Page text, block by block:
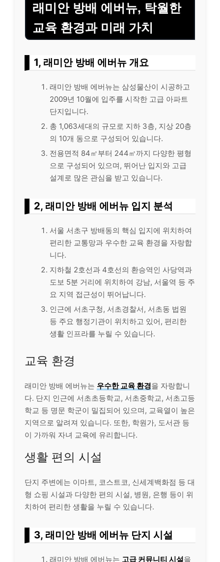
래미안 방배 에버뉴, 탁월한
교육 환경과 미래 가치
1, 래미안 방배 에버뉴 개요
래미안 방배 에버뉴는 삼성물산이 시공하고
2009년 10월에 입주를 시작한 고급 아파트
단지입니다.
총 1,063세대의 규모로 지하 3층, 지상 20층
의 10개 동으로 구성되어 있습니다.
전용면적 84㎡부터 244㎡까지 다양한 평형
으로 구성되어 있으며, 뛰어난 입지와 고급
설계로 많은 관심을 받고 있습니다.
2, 래미안 방배 에버뉴 입지 분석
서울 서초구 방배동의 핵심 입지에 위치하여
편리한 교통망과 우수한 교육 환경을 자랑합
니다.
지하철 2호선과 4호선의 환승역인 사당역과
도보 5분 거리에 위치하여 강남, 서울역 등 주
요 지역 접근성이 뛰어납니다.
인근에 서초구청, 서초경찰서, 서초동 법원
등 주요 행정기관이 위치하고 있어, 편리한
생활 인프라를 누릴 수 있습니다.
교육 환경
래미안 방배 에버뉴는 우수한 교육 환경을 자랑합니
다. 단지 인근에 서초초등학교, 서초중학교, 서초고등
학교 등 명문 학군이 밀집되어 있으며, 교육열이 높은
지역으로 알려져 있습니다. 또한, 학원가, 도서관 등
이 가까워 자녀 교육에 유리합니다.
생활 편의 시설
단지 주변에는 이마트, 코스트코, 신세계백화점 등 대
형 쇼핑 시설과 다양한 편의 시설, 병원, 은행 등이 위
치하여 편리한 생활을 누릴 수 있습니다.
3, 래미안 방배 에버뉴 단지 시설
래미안 방배 에버뉴는 고급 커뮤니티 시설을